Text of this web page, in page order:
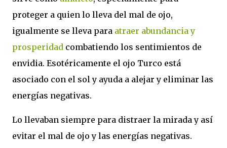
proteger a quien lo lleva del mal de ojo,
igualmente se lleva para atraer abundancia y
prosperidad combatiendo los sentimientos de
envidia. Esotéricamente el ojo Turco está
asociado con el sol y ayuda a alejar y eliminar las
energías negativas.
Lo llevaban siempre para distraer la mirada y así
evitar el mal de ojo y las energías negativas.